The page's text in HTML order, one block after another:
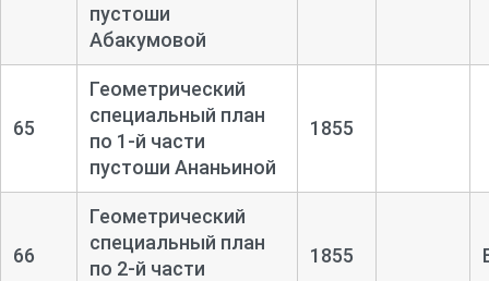
пустоши
Абакумовой
65
Геометрический
специальный план
по 1-й части
пустоши Ананьиной
1855
66
Геометрический
специальный план
по 2-й части
1855